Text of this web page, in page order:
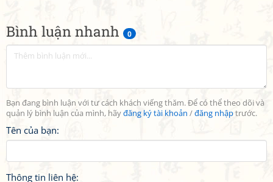
Bình luận nhanh 0
Bạn đang bình luận với tư cách khách viếng thăm. Để có thể theo dõi và
quản lý bình luận của mình, hãyđăng ký tài khoản /đăng nhậptrước.
Tên của bạn:
Thông tin liên hệ: